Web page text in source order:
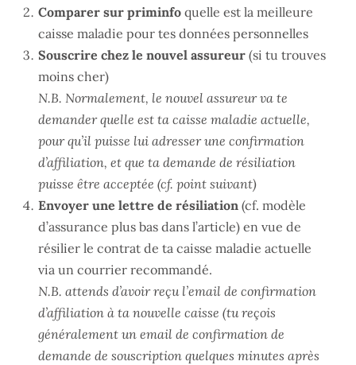
Comparer sur priminfo quelle est la meilleure
caisse maladie pour tes données personnelles
Souscrire chez le nouvel assureur (si tu trouves
moins cher)
N.B. Normalement, le nouvel assureur va te
demander quelle est ta caisse maladie actuelle,
pour qu’il puisse lui adresser une confirmation
d’affiliation, et que ta demande de résiliation
puisse être acceptée (cf. point suivant)
Envoyer une lettre de résiliation (cf. modèle
d’assurance plus bas dans l’article) en vue de
résilier le contrat de ta caisse maladie actuelle
via un courrier recommandé.
N.B. attends d’avoir reçu l’email de confirmation
d’affiliation à ta nouvelle caisse (tu reçois
généralement un email de confirmation de
demande de souscription quelques minutes après